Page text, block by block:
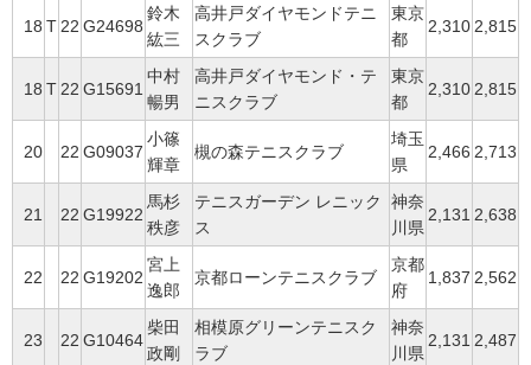
18 T 22 G24698
鈴木
紘三
高井戸ダイヤモンドテニ
スクラブ
東京
都
2,310 2,815
18 T 22 G15691
中村
暢男
高井戸ダイヤモンド・テ
ニスクラブ
東京
都
2,310 2,815
20 22 G09037
小篠
輝章
槻の森テニスクラブ
埼玉
県
2,466 2,713
21 22 G19922
馬杉
秩彦
テニスガーデン レニック
ス
神奈
川県
2,131 2,638
22 22 G19202
宮上
逸郎
京都ローンテニスクラブ
京都
府
1,837 2,562
23 22 G10464
柴田
政剛
相模原グリーンテニスク
ラブ
神奈
川県
2,131 2,487